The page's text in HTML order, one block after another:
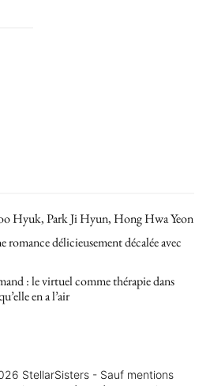
Hyuk, Park Ji Hyun, Hong Hwa Yeon
délicieusement décalée avec
: le virtuel comme thérapie dans
en a l’air
StellarSisters - Sauf mentions